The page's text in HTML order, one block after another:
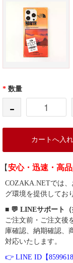
* 数量
-
カートへ入
【安心・迅速・高
COZAKA.NETでは
グ環境を提供してお
■ 💬 LINEサポート（
ご注文前・ご注文後
庫確認、納期確認、
対応いたします。
👉 LINE ID【8599618